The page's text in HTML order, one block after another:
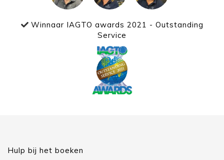
Winnaar IAGTO awards 2021 - Outstanding
Service
Hulp bij het boeken